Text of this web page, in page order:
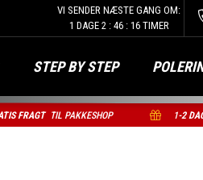
VI SENDER NÆSTE GANG OM:
1 DAGE 2: 46: 15TIMER
STEP BY STEP
FRAGT TIL PAKKESHOP 1-2